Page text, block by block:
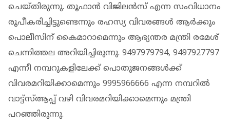
ചെയ്തിരുന്നു. തൂഫാന്‍ വിജിലന്‍സ് എന്ന സംവിധാനം
രൂപീകരിച്ചിട്ടുണ്ടെന്നും രഹസ്യ വിവരങ്ങള്‍ ആര്‍ക്കും
പൊലീസിന് കൈമാറാമെന്നും ആഭ്യന്തര മന്ത്രി രമേശ്
ചെന്നിത്തല അറിയിച്ചിരുന്നു. 9497979794, 9497927797
എന്നീ നമ്പറുകളിലേക്ക് പൊതുജനങ്ങള്‍ക്ക്
വിവരമറിയിക്കാമെന്നും 9995966666 എന്ന നമ്പറില്‍
വാട്ട്സ്ആപ്പ് വഴി വിവരമറിയിക്കാമെന്നും മന്ത്രി
പറഞ്ഞിരുന്നു.